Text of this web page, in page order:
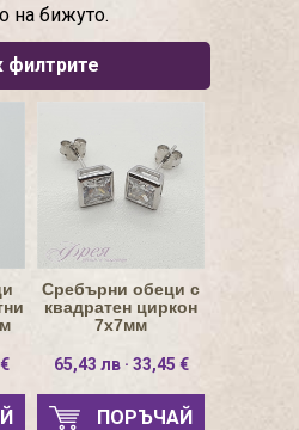
на бижуто.
филтрите
Сребърни обеци с
квадратен циркон
7х7мм
65,43 лв · 33,45 €
ПОРЪЧАЙ